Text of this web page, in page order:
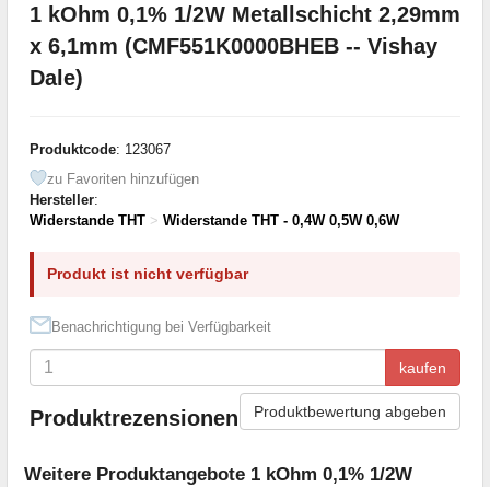
1 kOhm 0,1% 1/2W Metallschicht 2,29mm
x 6,1mm (CMF551K0000BHEB -- Vishay
Dale)
Produktcode: 123067
zu Favoriten hinzufügen
Hersteller:
Widerstande THT > Widerstande THT - 0,4W 0,5W 0,6W
Produkt ist nicht verfügbar
Benachrichtigung bei Verfügbarkeit
kaufen
Produktrezensionen Produktbewertung abgeben
Weitere Produktangebote 1 kOhm 0,1% 1/2W